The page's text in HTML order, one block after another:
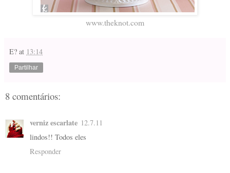
www.theknot.com
E? at 13:14
Partilhar
8 comentários:
verniz escarlate 12.7.11
lindos!! Todos eles
Responder